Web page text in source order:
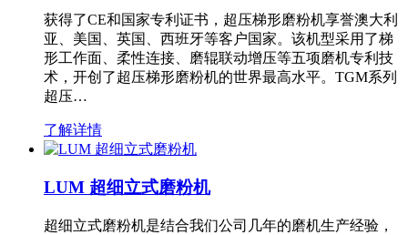
获得了CE和国家专利证书，超压梯形磨粉机享誉澳大利
亚、美国、英国、西班牙等客户国家。该机型采用了梯
形工作面、柔性连接、磨辊联动增压等五项磨机专利技
术，开创了超压梯形磨粉机的世界最高水平。TGM系列
超压…
了解详情
LUM 超细立式磨粉机
超细立式磨粉机是结合我们公司几年的磨机生产经验，